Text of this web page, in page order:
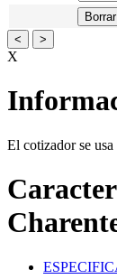
< >
X
El cotizador se